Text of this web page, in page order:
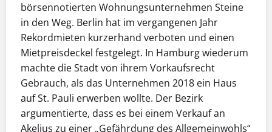
börsennotierten Wohnungsunternehmen Steine
in den Weg. Berlin hat im vergangenen Jahr
Rekordmieten kurzerhand verboten und einen
Mietpreisdeckel festgelegt. In Hamburg wiederum
machte die Stadt von ihrem Vorkaufsrecht
Gebrauch, als das Unternehmen 2018 ein Haus
auf St. Pauli erwerben wollte. Der Bezirk
argumentierte, dass es bei einem Verkauf an
Akelius zu einer „Gefährdung des Allgemeinwohls“